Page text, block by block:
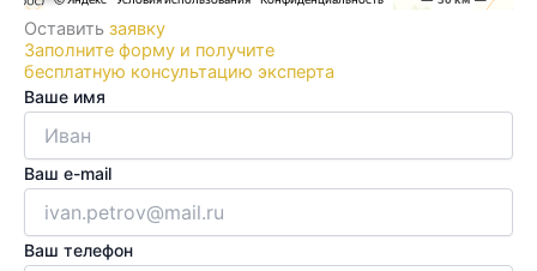
Оставить заявку
Заполните форму и получите
бесплатную консультацию эксперта
Ваше имя
Ваш e-mail
Ваш телефон